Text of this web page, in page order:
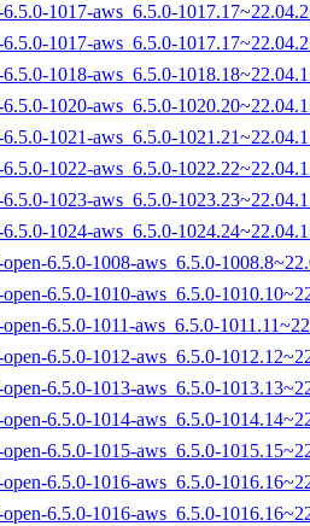
1017-aws_6.5.0-
1017-aws_6.5.0-
1018-aws_6.5.0-
1020-aws_6.5.0-
1021-aws_6.5.0-
1022-aws_6.5.0-
1023-aws_6.5.0-
1024-aws_6.5.0-
6.5.0-1008-aws_6.5.0-
6.5.0-1010-aws_6.5.0-
6.5.0-1011-aws_6.5.0-
6.5.0-1012-aws_6.5.0-
6.5.0-1013-aws_6.5.0-
6.5.0-1014-aws_6.5.0-
6.5.0-1015-aws_6.5.0-
6.5.0-1016-aws_6.5.0-
6.5.0-1016-aws_6.5.0-